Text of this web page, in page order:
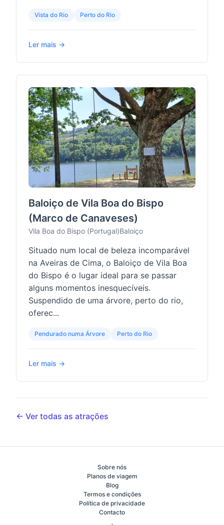
Vista do Rio Perto do Rio
Ler mais →
Baloiço de Vila Boa do Bispo
(Marco de Canaveses)
Vila Boa do Bispo (Portugal)Baloiço
Situado num local de beleza incomparável
na Aveiras de Cima, o Baloiço de Vila Boa
do Bispo é o lugar ideal para se passar
alguns momentos inesquecíveis.
Suspendido de uma árvore, perto do rio,
oferec...
Pendurado numa Árvore Perto do Rio
Ler mais →
← Ver todas as atrações
Sobre nós
Planos de viagem
Blog
Termos e condições
Política de privacidade
Contacto